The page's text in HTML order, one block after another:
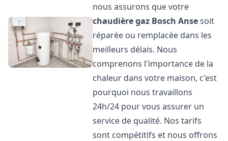
nous assurons que votre
chaudière gaz Bosch Ansesoit
réparée ou remplacée dans les
meilleurs délais. Nous
comprenons l'importance de la
chaleur dans votre maison, c'est
pourquoi nous travaillons
24h/24 pour vous assurer un
service de qualité. Nos tarifs
sont compétitifs et nous offrons